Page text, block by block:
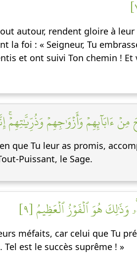
autour, rendent gloire à
foi : « Seigneur, Tu
et ont suivi Ton chemin !
وَأَزۡوَٰجِهِمۡ وَذُرِّيَّٰتِهِمۡۚ
que Tu leur as promis,
Puissant, le Sage.
هُوَ ٱلۡفَوۡزُ ٱلۡعَظِيمُ [٩]
méfaits, car celui que Tu
Tel est le succès suprême ! »